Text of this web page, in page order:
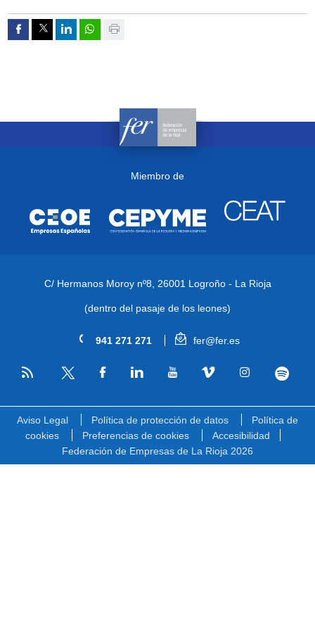
Compartir por Facebook
Compartir por Twitter
Compartir por Linkedin
Compartir por whatsapp
Imprimir
Miembro de
C/ Hermanos Moroy nº8, 26001 Logroño - La Rioja
(dentro del pasaje de los leones)
941 271 271 fer@fer.es
RSS
Aviso Legal Política de protección de datos
Política de
cookies
Preferencias de cookies
Accesibilidad
Federación de Empresas de La Rioja 2026